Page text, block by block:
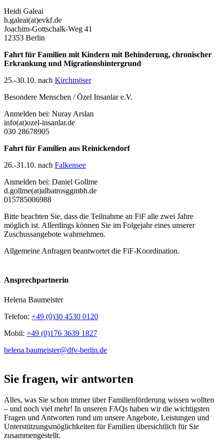
Heidi Galeai
h.galeai(at)evkf.de
Joachim-Gottschalk-Weg 41
12353 Berlin
Fahrt für Familien mit Kindern mit Behinderung, chronischer
Erkrankung und Migrationshintergrund
25.-30.10. nach Kirchmöser
Besondere Menschen / Özel Insanlar e.V.
Anmelden bei: Nuray Arslan
info(at)ozel-insanlar.de
030 28678905
Fahrt für Familien aus Reinickendorf
26.-31.10. nach Falkensee
Anmelden bei: Daniel Gollme
d.gollme(at)albatrosggmbh.de
015785006988
Bitte beachten Sie, dass die Teilnahme an FiF alle zwei Jahre
möglich ist. Allerdings können Sie im Folgejahr eines unserer
Zuschussangebote wahrnehmen.
Allgemeine Anfragen beantwortet die FiF-Koordination.
Ansprechpartnerin
Helena Baumeister
Telefon: +49 (0)30 4530 0120
Mobil: +49 (0)176 3639 1827
helena.baumeister@dfv-berlin.de
Sie fragen, wir antworten
Alles, was Sie schon immer über Familienförderung wissen wollten
– und noch viel mehr! In unseren FAQs haben wir die wichtigsten
Fragen und Antworten rund um unsere Angebote, Leistungen und
Unterstützungsmöglichkeiten für Familien übersichtlich für Sie
zusammengestellt.